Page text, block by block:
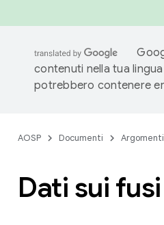
contenuti nella tua
potrebbero contenere
AOSP Documenti
Dati sui